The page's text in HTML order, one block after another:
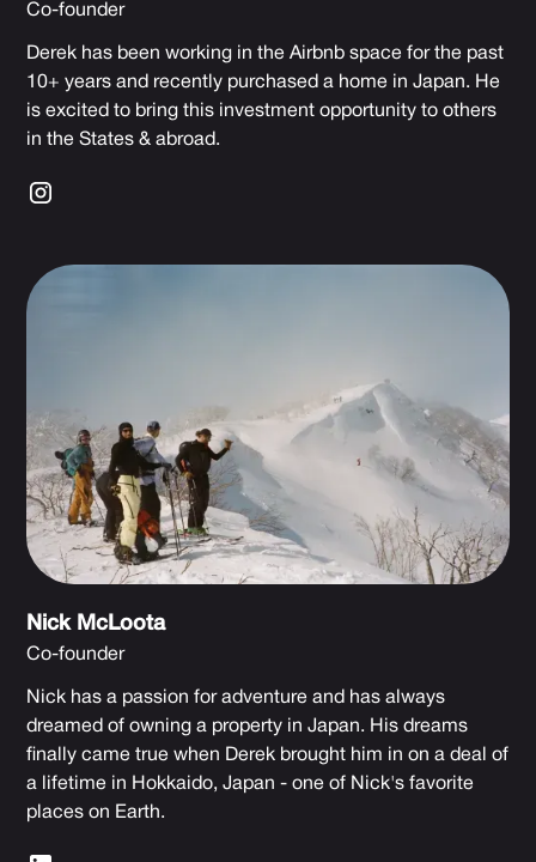
Co-founder
Derek has been working in the Airbnb space for the past
10+ years and recently purchased a home in Japan. He
is excited to bring this investment opportunity to others
in the States & abroad.
Nick McLoota
Co-founder
Nick has a passion for adventure and has always
dreamed of owning a property in Japan. His dreams
finally came true when Derek brought him in on a deal of
a lifetime in Hokkaido, Japan - one of Nick's favorite
places on Earth.